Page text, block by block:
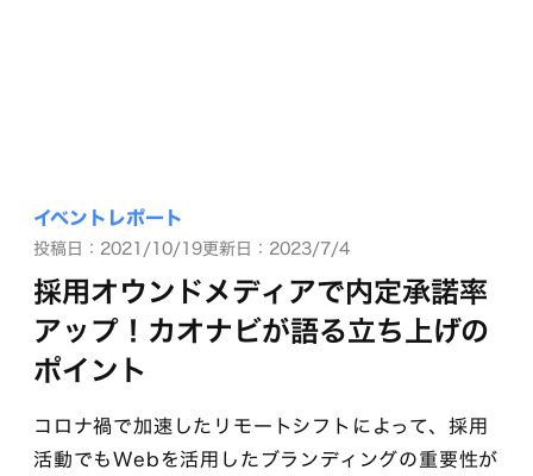
イベントレポート
投稿日：2021/10/19更新日：2023/7/4
採用オウンドメディアで内定承諾率
アップ！カオナビが語る立ち上げの
ポイント
コロナ禍で加速したリモートシフトによって、採用
活動でもWebを活用したブランディングの重要性が